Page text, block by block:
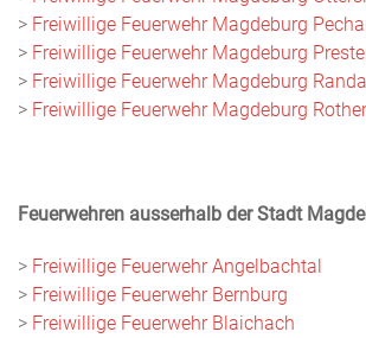
> Freiwillige Feuerwehr Magdeburg
> Freiwillige Feuerwehr Magdeburg
> Freiwillige Feuerwehr Magdeburg
> Freiwillige Feuerwehr Magdeburg
Feuerwehren ausserhalb der Stadt
> Freiwillige Feuerwehr Angelbachtal
> Freiwillige Feuerwehr Bernburg
> Freiwillige Feuerwehr Blaichach